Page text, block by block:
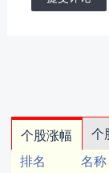
个股涨幅 个
排名
名称